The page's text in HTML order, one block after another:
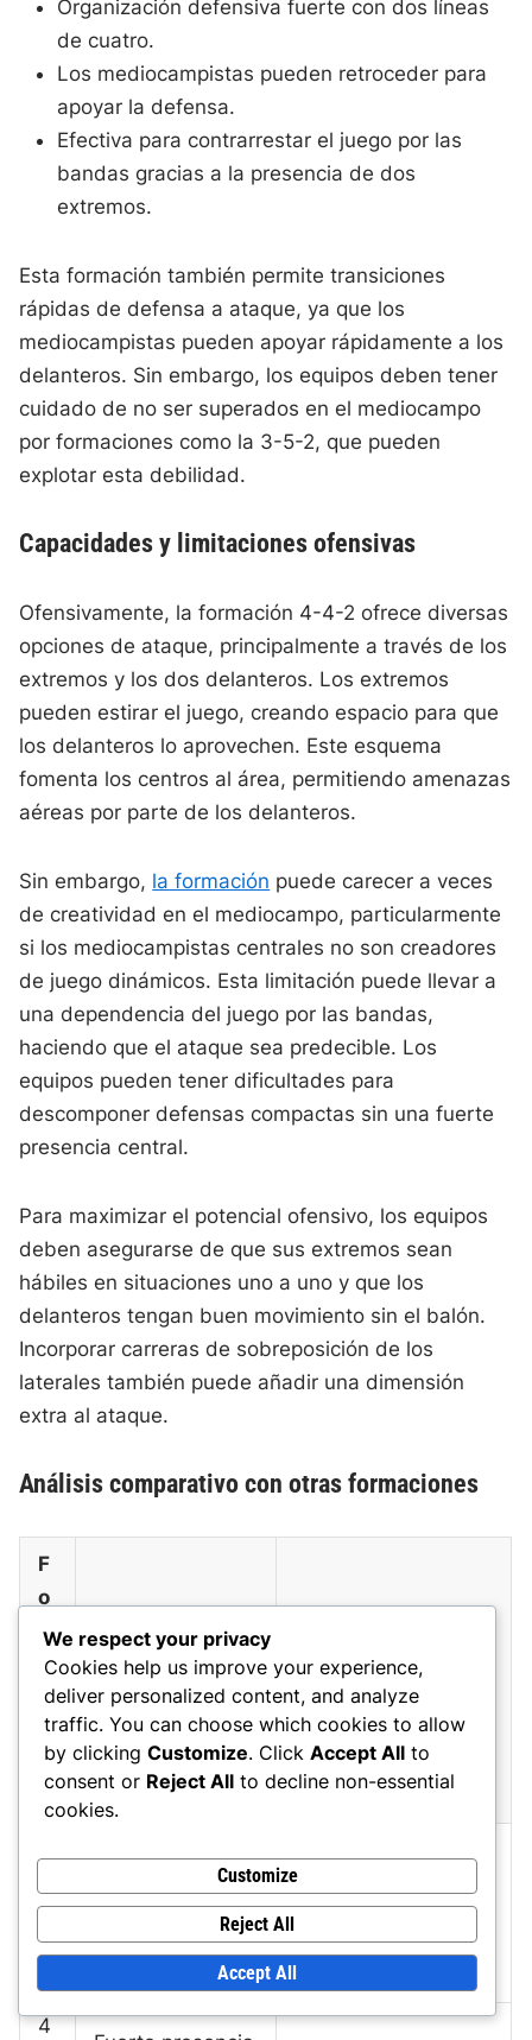
Organización defensiva fuerte con dos líneas
de cuatro.
Los mediocampistas pueden retroceder para
apoyar la defensa.
Efectiva para contrarrestar el juego por las
bandas gracias a la presencia de dos
extremos.
Esta formación también permite transiciones
rápidas de defensa a ataque, ya que los
mediocampistas pueden apoyar rápidamente a los
delanteros. Sin embargo, los equipos deben tener
cuidado de no ser superados en el mediocampo
por formaciones como la 3-5-2, que pueden
explotar esta debilidad.
Capacidades y limitaciones ofensivas
Ofensivamente, la formación 4-4-2 ofrece diversas
opciones de ataque, principalmente a través de los
extremos y los dos delanteros. Los extremos
pueden estirar el juego, creando espacio para que
los delanteros lo aprovechen. Este esquema
fomenta los centros al área, permitiendo amenazas
aéreas por parte de los delanteros.
Sin embargo, la formación puede carecer a veces
de creatividad en el mediocampo, particularmente
si los mediocampistas centrales no son creadores
de juego dinámicos. Esta limitación puede llevar a
una dependencia del juego por las bandas,
haciendo que el ataque sea predecible. Los
equipos pueden tener dificultades para
descomponer defensas compactas sin una fuerte
presencia central.
Para maximizar el potencial ofensivo, los equipos
deben asegurarse de que sus extremos sean
hábiles en situaciones uno a uno y que los
delanteros tengan buen movimiento sin el balón.
Incorporar carreras de sobreposición de los
laterales también puede añadir una dimensión
extra al ataque.
Análisis comparativo con otras formaciones
F
o
r
m
a
ci
ó
n
Fortalezas Debilidades
3
-
Mejor control del
mediocampo,
más opciones de
ataque
Forma defensiva
más débil,
contraataques
4
We respect your privacy
Cookies help us improve your experience,
deliver personalized content, and analyze
traffic. You can choose which cookies to allow
by clicking Customize. Click Accept All to
consent or Reject All to decline non-essential
cookies.
Customize
Reject All
Accept All